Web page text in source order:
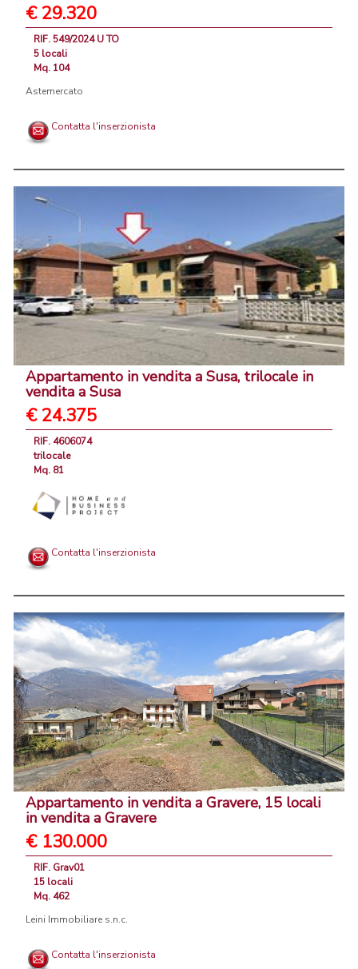
€ 29.320
RIF. 549/2024 U TO
5 locali
Mq. 104
Astemercato
Contatta l'inserzionista
Appartamento in vendita a Susa, trilocale in
vendita a Susa
€ 24.375
RIF. 4606074
trilocale
Mq. 81
Contatta l'inserzionista
Appartamento in vendita a Gravere, 15 locali
in vendita a Gravere
€ 130.000
RIF. Grav01
15 locali
Mq. 462
Leini Immobiliare s.n.c.
Contatta l'inserzionista